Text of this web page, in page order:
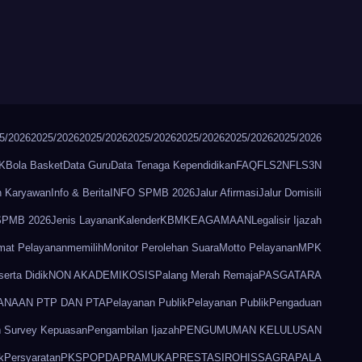
20262025/20262025/20262025/20262025/20262025/20262025/2026
Bola BasketData GuruData Tenaga KependidikanFAQFLS2N FLS3N
Karyawan Info & BeritaINFO SPMB 2026Jalur AfirmasiJalur Domisili
2026Jenis LayananKalenderKBM KEAGAMAAN Legalisir Ijazah
PelayananmemilihMonitor Perolehan SuaraMotto PelayananMPK
DidikNON AKADEMIKOSIS Palang Merah RemajaPASGATARA
PTP DAN PTAPelayanan PublikPelayanan PublikPengaduan
Survey KepuasanPengambilan IjazahPENGUMUMAN KELULUSAN
PersyaratanPKS POPDAPRAMUKAPRESTASI ROHISSAGRAPALA